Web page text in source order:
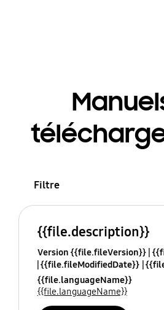
Filtre
{{file.description}}
Version {{file.fileVersion}}
{{file.fileModifiedDate}}
{{file.languageName}}
{{file.languageName}}